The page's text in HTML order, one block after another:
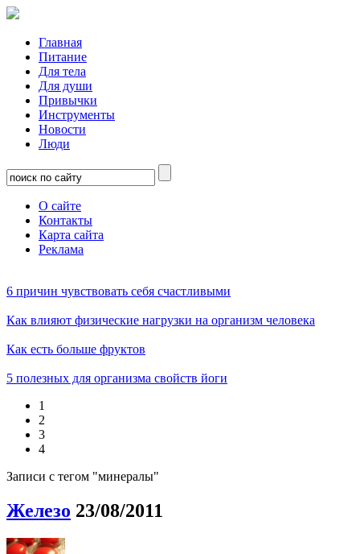
Главная
Питание
Для тела
Для души
Привычки
Инструменты
Новости
Люди
О сайте
Контакты
Карта сайта
Реклама
6 причин чувствовать себя счастливыми
Как влияют физические нагрузки на организм человека
Как есть больше фруктов
5 полезных для организма свойств йоги
1
2
3
4
Записи с тегом "минералы"
Железо 23/08/2011